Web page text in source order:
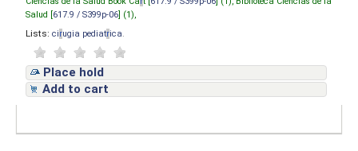
Salud [ 617.9 / S399p-06 ] (1),
Lists: cirugia pediatrica
Place hold
Add to cart